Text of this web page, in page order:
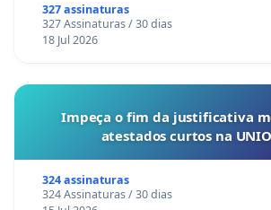
327 assinaturas
327 Assinaturas / 30 dias
18 Jul 2026
Impeça o fim da justificativa
atestados curtos na
324 assinaturas
324 Assinaturas / 30 dias